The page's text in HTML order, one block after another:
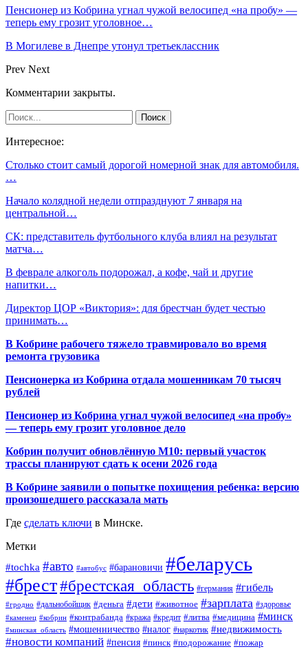
Пенсионер из Кобрина угнал чужой велосипед «на пробу» —
теперь ему грозит уголовное…
В Могилеве в Днепре утонул третьеклассник
Prev Next
Комментарии закрыты.
Интересное:
Столько стоит самый дорогой номерной знак для автомобиля.
…
Начало колядной недели отпразднуют 7 января на
центральной…
СК: представитель футбольного клуба влиял на результат
матча…
В феврале алкоголь подорожал, а кофе, чай и другие
напитки…
Директор ЦОР «Виктория»: для брестчан будет честью
принимать…
В Кобрине рабочего тяжело травмировало во время
ремонта грузовика
Пенсионерка из Кобрина отдала мошенникам 70 тысяч
рублей
Пенсионер из Кобрина угнал чужой велосипед «на пробу»
— теперь ему грозит уголовное дело
Кобрин получит обновлённую М10: первый участок
трассы планируют сдать к осени 2026 года
В Кобрине заявили о попытке похищения ребенка: версию
произошедшего рассказала мать
Где сделать ключи в Минске.
Метки
#tochka #авто #автобус #барановичи #беларусь
#брест#брестская_область #германия #гибель
#гродно #дальнобойщик #деньга #дети #животное #зарплата #здоровье
#каменец #кобрин #контрабанда #кража #кредит #литва #медицина #минск
#минская_область #мошенничество #налог #наркотик #недвижимость
#новости компаний #пенсия #пинск #подорожание #пожар